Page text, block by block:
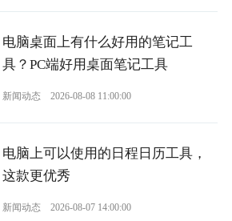
电脑桌面上有什么好用的笔记工
具？PC端好用桌面笔记工具
新闻动态 2026-08-08 11:00:00
电脑上可以使用的日程日历工具，
这款更优秀
新闻动态 2026-08-07 14:00:00